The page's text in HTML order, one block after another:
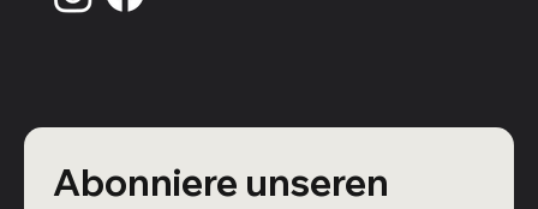
Abonniere unseren